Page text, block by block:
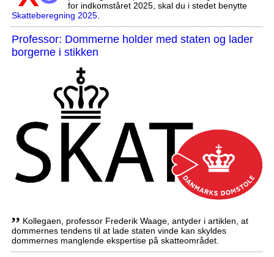
for indkomståret 2025, skal du i stedet benytte
Skatteberegning 2025.
Professor: Dommerne holder med staten og lader
borgerne i stikken
,, Kollegaen, professor Frederik Waage, antyder i artiklen, at
dommernes tendens til at lade staten vinde kan skyldes
dommernes manglende ekspertise på skatteområdet.